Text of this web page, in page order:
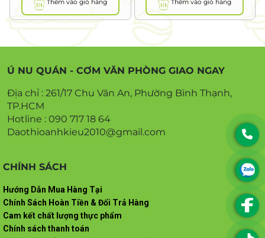
Thêm vào giỏ hàng Thêm vào giỏ hàng
Ú NU QUÁN - CƠM VĂN PHÒNG GIAO NGAY
Địa chỉ : 261/17 Chu Văn An, Phường Bình Thạnh,
TP.HCM
Hotline : 090 717 18 64
Daothioanhkieu2010@gmail.com
CHÍNH SÁCH
Hướng Dẫn Mua Hàng Tại
Chính Sách Hoàn Tiền & Đổi Trả Hàng
Cam kết chất lượng thực phẩm
Chính sách thanh toán